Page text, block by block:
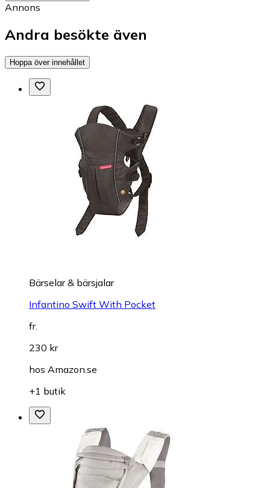
Annons
Andra besökte även
Hoppa över innehållet
Bärselar & bärsjalar
Infantino Swift With Pocket
fr.
230 kr
hos Amazon.se
+1 butik